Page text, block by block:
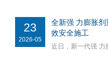
23
2026-05
全新强 力膨胀
效安全施工
近日，新一代强 力